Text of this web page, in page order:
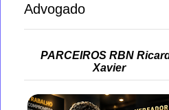
Advogado
PARCEIROS RBN
Xavier